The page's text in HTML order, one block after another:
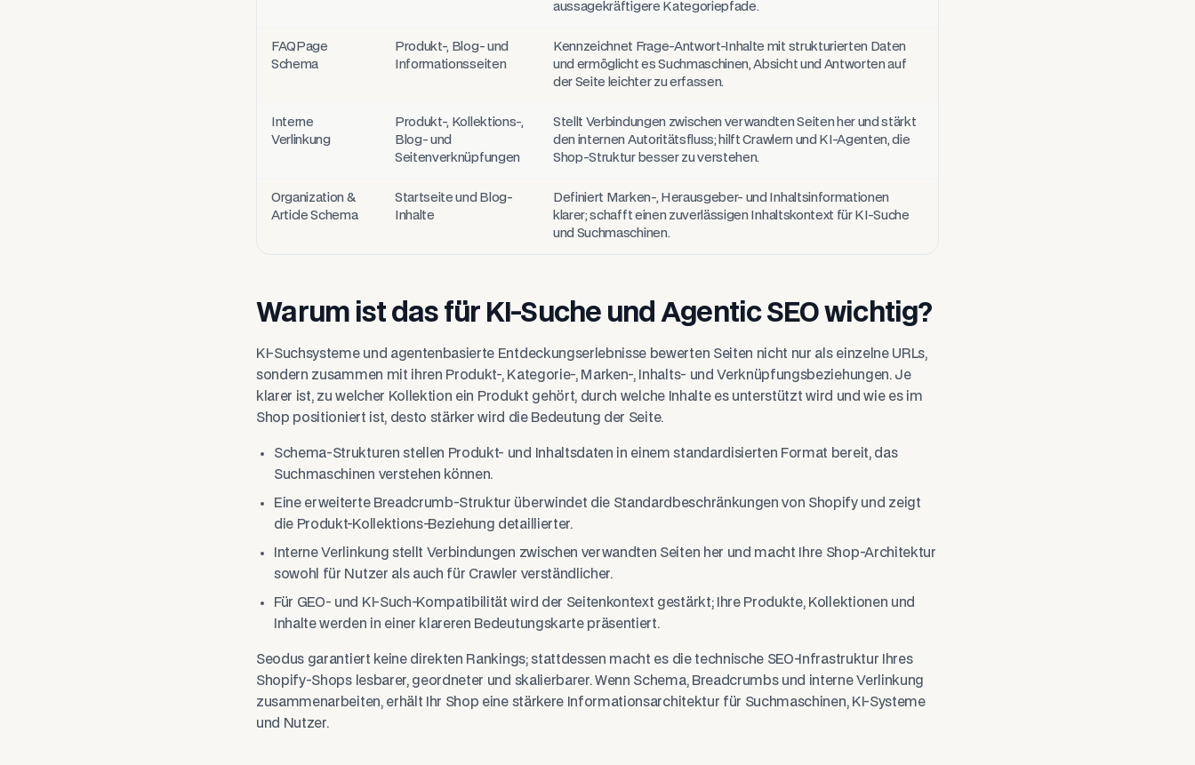
aussagekräftigere Kategoriepfade.
FAQPage
Schema
Produkt-, Blog- und
Informationsseiten
Kennzeichnet Frage-Antwort-Inhalte mit strukturierten Daten
und ermöglicht es Suchmaschinen, Absicht und Antworten auf
der Seite leichter zu erfassen.
Interne
Verlinkung
Produkt-, Kollektions-,
Blog- und
Seitenverknüpfungen
Stellt Verbindungen zwischen verwandten Seiten her und stärkt
den internen Autoritätsfluss; hilft Crawlern und KI-Agenten, die
Shop-Struktur besser zu verstehen.
Organization &
Article Schema
Startseite und Blog-
Inhalte
Definiert Marken-, Herausgeber- und Inhaltsinformationen
klarer; schafft einen zuverlässigen Inhaltskontext für KI-Suche
und Suchmaschinen.
Warum ist das für KI-Suche und Agentic SEO wichtig?
KI-Suchsysteme und agentenbasierte Entdeckungserlebnisse bewerten Seiten nicht nur als einzelne URLs,
sondern zusammen mit ihren Produkt-, Kategorie-, Marken-, Inhalts- und Verknüpfungsbeziehungen. Je
klarer ist, zu welcher Kollektion ein Produkt gehört, durch welche Inhalte es unterstützt wird und wie es im
Shop positioniert ist, desto stärker wird die Bedeutung der Seite.
Schema-Strukturen stellen Produkt- und Inhaltsdaten in einem standardisierten Format bereit, das
Suchmaschinen verstehen können.
Eine erweiterte Breadcrumb-Struktur überwindet die Standardbeschränkungen von Shopify und zeigt
die Produkt-Kollektions-Beziehung detaillierter.
Interne Verlinkung stellt Verbindungen zwischen verwandten Seiten her und macht Ihre Shop-Architektur
sowohl für Nutzer als auch für Crawler verständlicher.
Für GEO- und KI-Such-Kompatibilität wird der Seitenkontext gestärkt; Ihre Produkte, Kollektionen und
Inhalte werden in einer klareren Bedeutungskarte präsentiert.
Seodus garantiert keine direkten Rankings; stattdessen macht es die technische SEO-Infrastruktur Ihres
Shopify-Shops lesbarer, geordneter und skalierbarer. Wenn Schema, Breadcrumbs und interne Verlinkung
zusammenarbeiten, erhält Ihr Shop eine stärkere Informationsarchitektur für Suchmaschinen, KI-Systeme
und Nutzer.